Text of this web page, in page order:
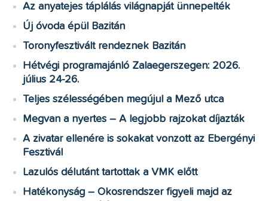
Az anyatejes táplálás világnapját ünnepelték
Új óvoda épül Bazitán
Toronyfesztivált rendeznek Bazitán
Hétvégi programajánló Zalaegerszegen: 2026.
július 24-26.
Teljes szélességében megújul a Mező utca
Megvan a nyertes – A legjobb rajzokat díjazták
A zivatar ellenére is sokakat vonzott az Ebergényi
Fesztivál
Lazulós délutánt tartottak a VMK előtt
Hatékonyság – Okosrendszer figyeli majd az